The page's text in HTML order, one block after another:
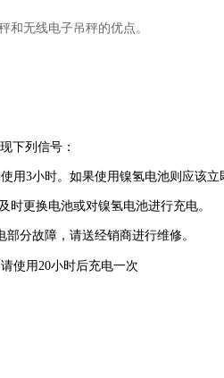
无线电子吊秤的优点。
下列信号：
用3小时。如果使用镍氢电池则应该立
更换电池或对镍氢电池进行充电。
分故障，请送经销商进行维修。
使用20小时后充电一次